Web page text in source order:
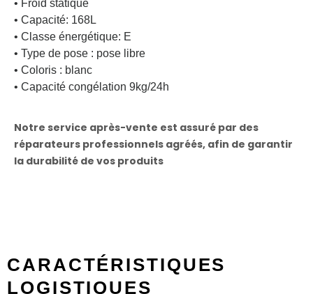
• Froid statique
• Capacité: 168L
• Classe énergétique: E
• Type de pose : pose libre
• Coloris : blanc
• Capacité congélation 9kg/24h
Notre service après-vente est assuré par des
réparateurs professionnels agréés, afin de garantir
la durabilité de vos produits
CARACTÉRISTIQUES
LOGISTIQUES